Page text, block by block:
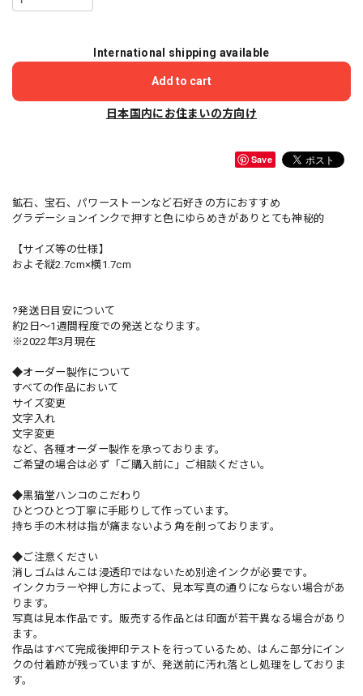
International shipping available
Add to cart
日本国内にお住まいの方向け
Save
鉱石、宝石、パワーストーンなど石好きの方におすすめ
グラデーションインクで押すと色にゆらめきがありとても神秘的
【サイズ等の仕様】
およそ縦2.7cm×横1.7cm
?発送日目安について
約2日〜1週間程度での発送となります。
※2022年3月現在
◆オーダー製作について
すべての作品において
サイズ変更
文字入れ
文字変更
など、各種オーダー製作を承っております。
ご希望の場合は必ず「ご購入前に」ご相談ください。
◆黒猫堂ハンコのこだわり
ひとつひとつ丁寧に手彫りして作っています。
持ち手の木材は指が痛まないよう角を削っております。
◆ご注意ください
消しゴムはんこは浸透印ではないため別途インクが必要です。
インクカラーや押し方によって、見本写真の通りにならない場合があ
ります。
写真は見本作品です。販売する作品とは印面が若干異なる場合があり
ます。
作品はすべて完成後押印テストを行っているため、はんこ部分にイン
クの付着跡が残っていますが、発送前に汚れ落とし処理をしておりま
す。